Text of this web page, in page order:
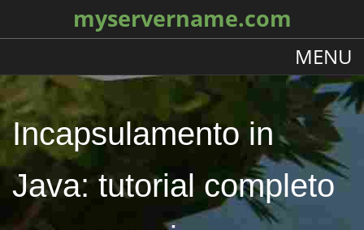
myservername.com
MENU
Incapsulamento in
Java: tutorial completo